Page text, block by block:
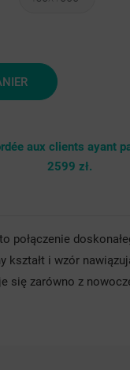
aux clients ayant
2599 zł.
połączenie
i wzór
się zarówno z